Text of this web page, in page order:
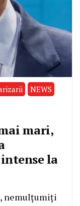
NEWS
mari,
la
nemulțumiți